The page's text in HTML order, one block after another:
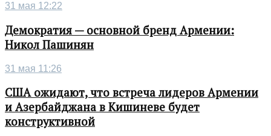
31 мая 12:22
Демократия — основной бренд Армении:
Никол Пашинян
31 мая 11:26
США ожидают, что встреча лидеров Армении
и Азербайджана в Кишиневе будет
конструктивной